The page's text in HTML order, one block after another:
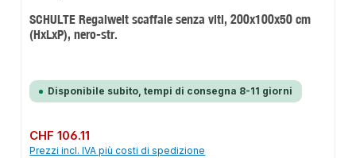
SCHULTE Regalwelt scaffale senza viti, 200x100x50 cm
(HxLxP), nero-str.
Disponibile subito, tempi di consegna 8-11 giorni
Prezzo normale:
CHF 106.11
Prezzi incl. IVA più costi di spedizione